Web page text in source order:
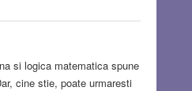
si logica matematica spune
cine stie, poate urmaresti